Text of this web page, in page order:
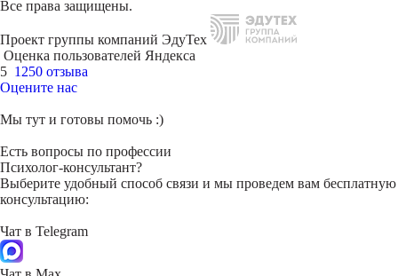
Все права защищены.
Проект группы компаний ЭдуТех
Оценка пользователей Яндекса
5 1250 отзыва
Оцените нас
Мы тут и готовы помочь :)
Есть вопросы по профессии
Психолог-консультант?
Выберите удобный способ связи и мы проведем вам бесплатную
консультацию:
Чат в Telegram